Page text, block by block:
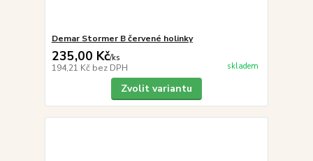
Demar Stormer B červené holinky
235,00 Kč/ks
194,21 Kč bez DPH skladem
Zvolit variantu